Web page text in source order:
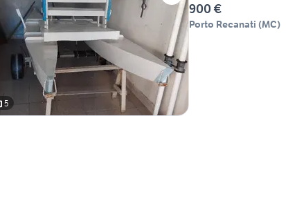
5
900 €
Porto Recanati (MC)